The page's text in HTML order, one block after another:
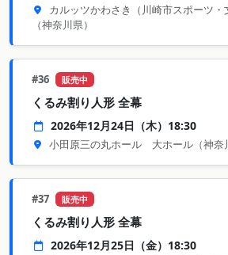
カルッツかわさき（川崎市スポーツ・
（神奈川県）
#36 販売中
くるみ割り人形 全幕
2026年12月24日（木）18:30
小田原三の丸ホール 大ホール （神奈
#37 販売中
くるみ割り人形 全幕
2026年12月25日（金）18:30